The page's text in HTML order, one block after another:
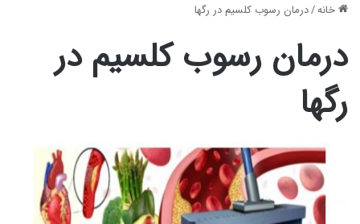
خانه/درمان رسوب کلسیم در رگها
درمان رسوب کلسیم در
رگها